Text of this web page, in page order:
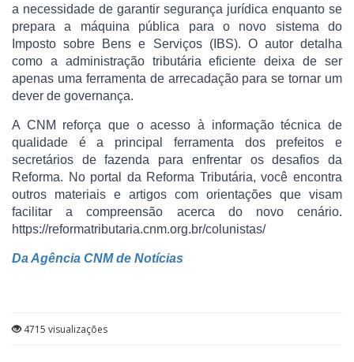
a necessidade de garantir segurança jurídica enquanto se
prepara a máquina pública para o novo sistema do
Imposto sobre Bens e Serviços (IBS). O autor detalha
como a administração tributária eficiente deixa de ser
apenas uma ferramenta de arrecadação para se tornar um
dever de governança.
A CNM reforça que o acesso à informação técnica de
qualidade é a principal ferramenta dos prefeitos e
secretários de fazenda para enfrentar os desafios da
Reforma. No portal da Reforma Tributária, você encontra
outros materiais e artigos com orientações que visam
facilitar a compreensão acerca do novo cenário.
https://reformatributaria.cnm.org.br/colunistas/
Da Agência CNM de Notícias
4715 visualizações